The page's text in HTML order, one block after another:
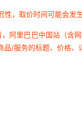
，取价时间可能会发
阿里巴巴中国站（
/服务的标题、价格